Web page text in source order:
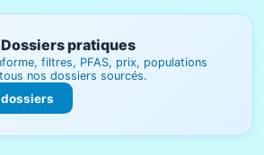
Dossiers pratiques
filtres, PFAS, prix, populations
nos dossiers sourcés.